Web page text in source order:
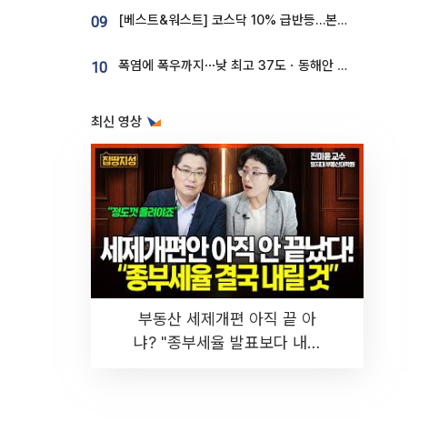
09 [베스트&워스트] 코스닥 10% 급반등…본느, 최대주주 변경 기대에 270% 폭등
10 폭염에 폭우까지⋯낮 최고 37도ㆍ동해안 강한 비 [날씨]
최신 영상
부동산 세제개편 아직 끝 아
냐? "종부세율 발표보다 내릴